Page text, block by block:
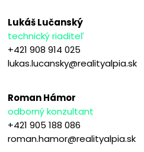
Lukáš Lučanský
technický riaditeľ
+421 908 914 025
lukas.lucansky@realityalpia.sk
Roman Hámor
odborný konzultant
+421 905 188 086
roman.hamor@realityalpia.sk